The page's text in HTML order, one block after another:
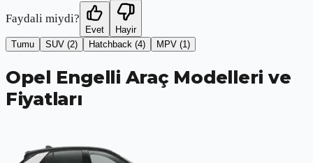
Faydali miydi?
Evet
Hayir
Tumu
SUV (2) Hatchback (4) MPV (1)
Opel Engelli Araç Modelleri ve
Fiyatları